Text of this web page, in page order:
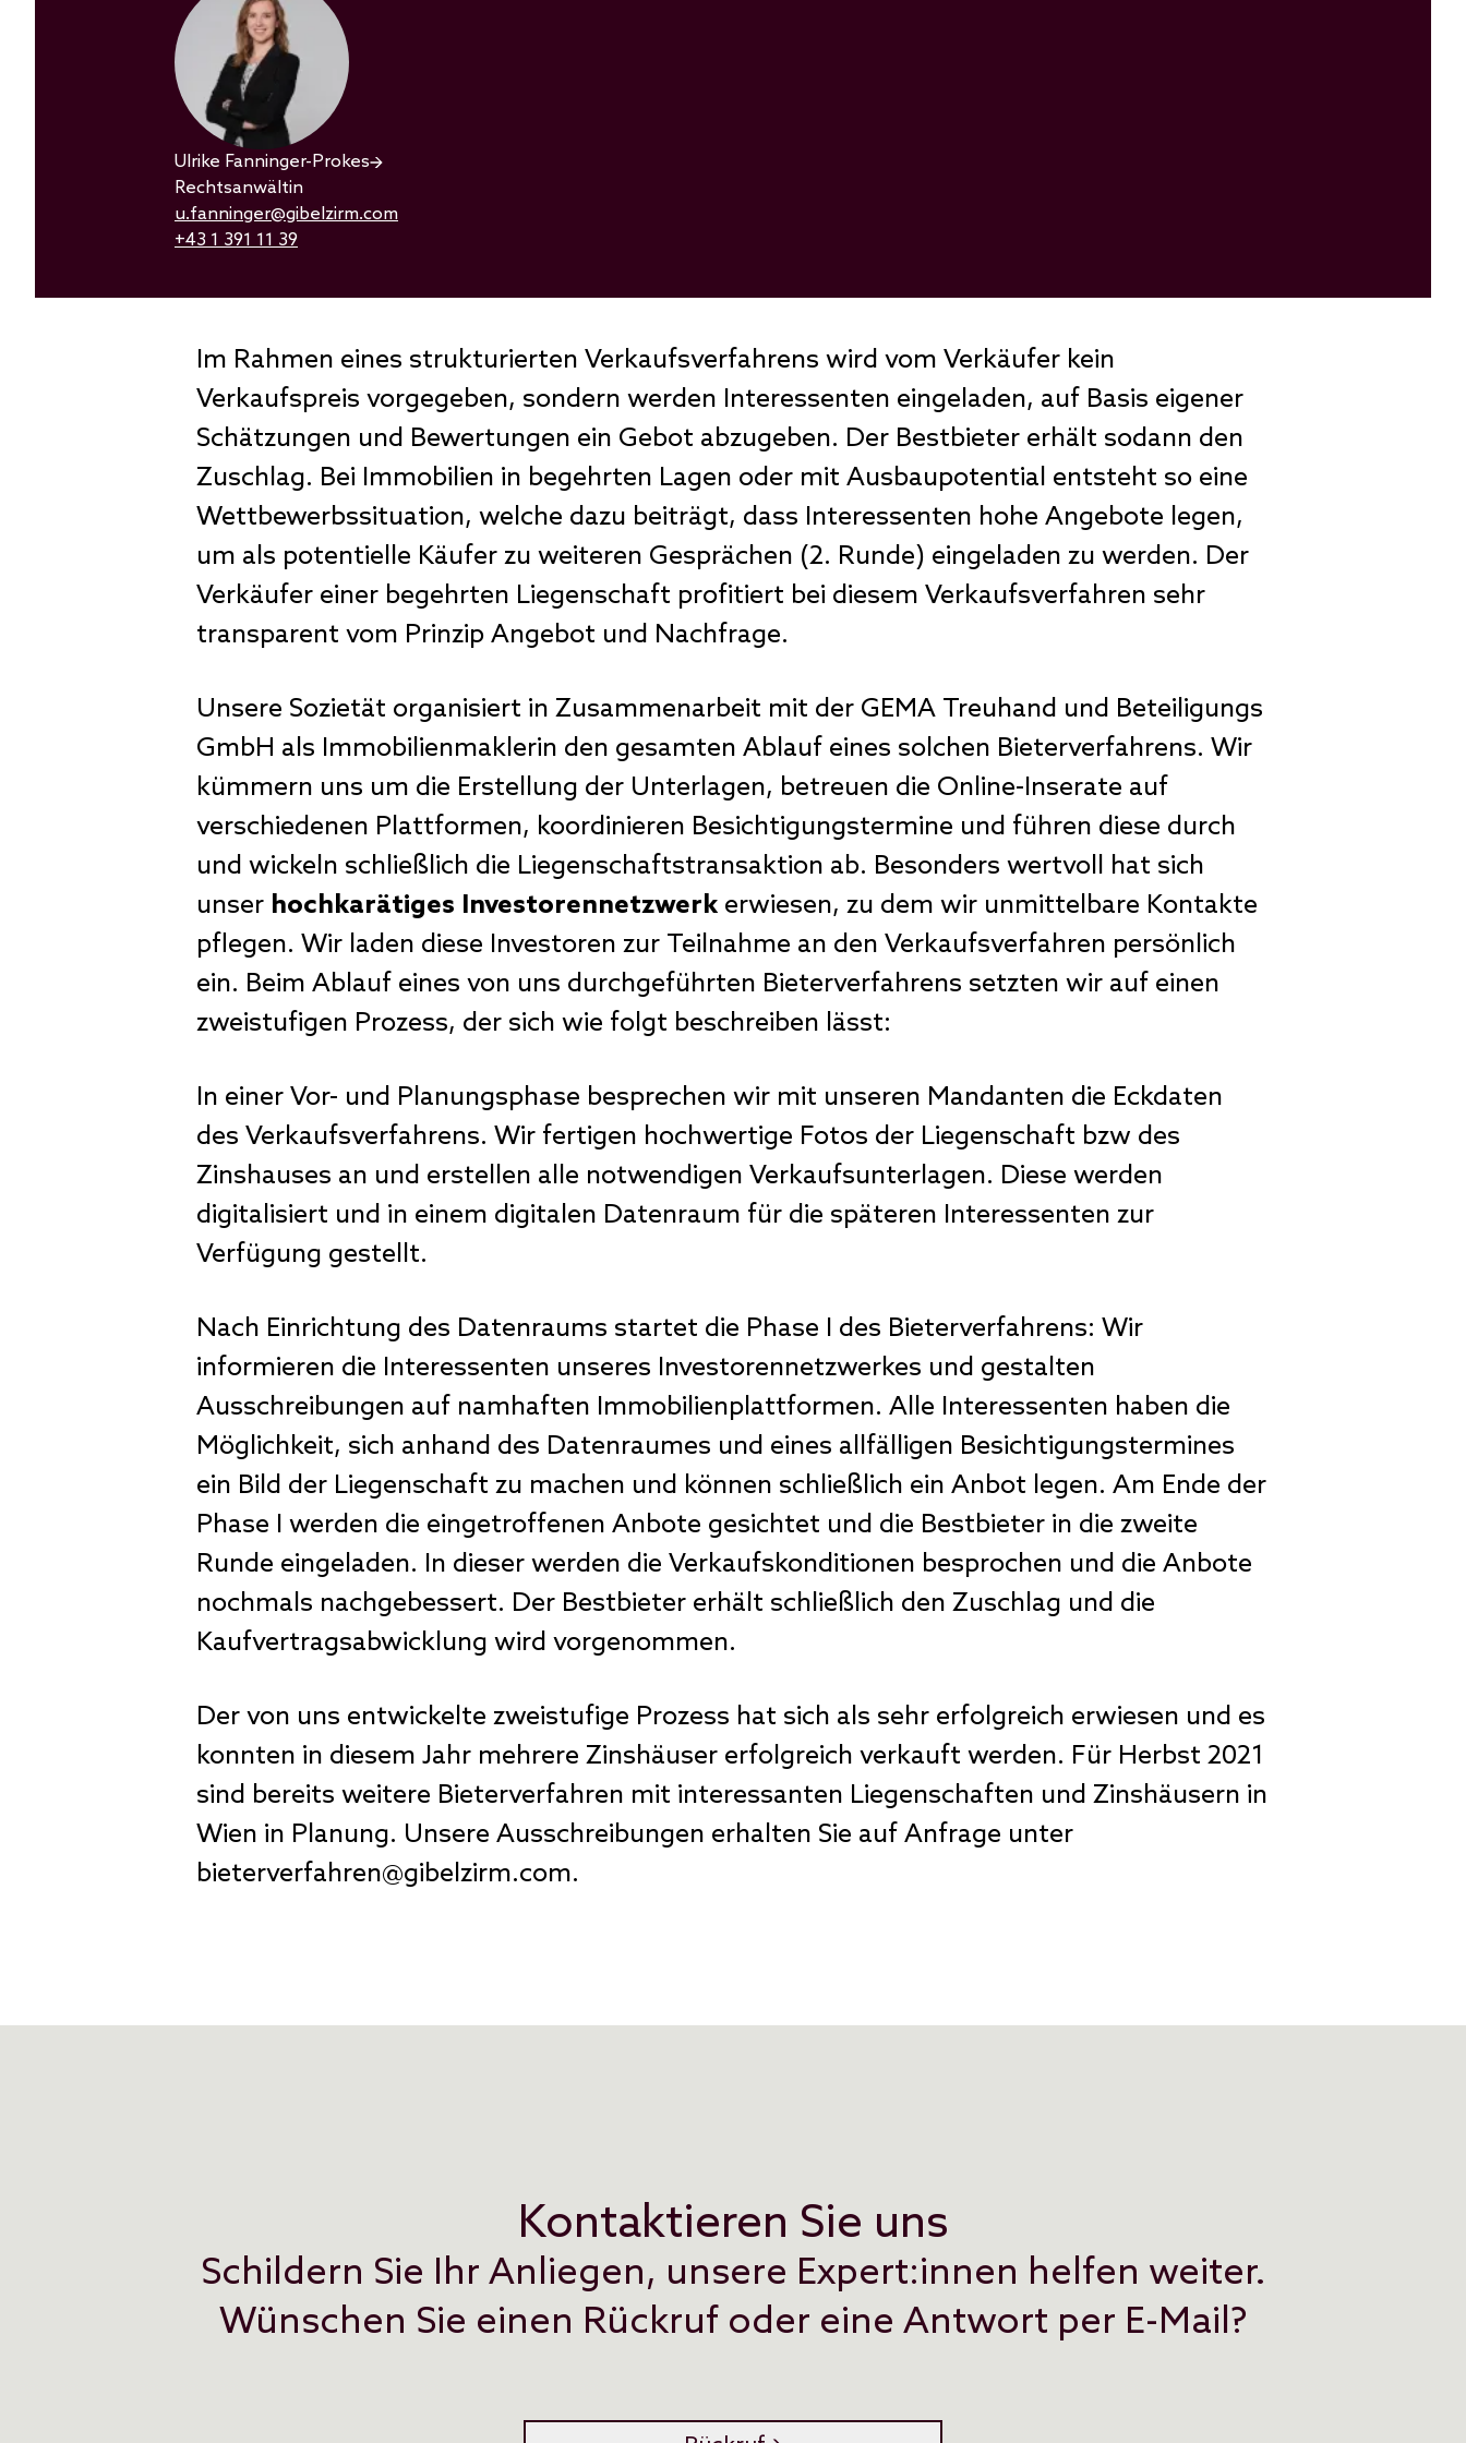
Ulrike Fanninger-Prokes
Rechtsanwältin
u.fanninger@gibelzirm.com
+43 1 391 11 39
Im Rahmen eines strukturierten Verkaufsverfahrens wird vom Verkäufer kein
Verkaufspreis vorgegeben, sondern werden Interessenten eingeladen, auf Basis eigener
Schätzungen und Bewertungen ein Gebot abzugeben. Der Bestbieter erhält sodann den
Zuschlag. Bei Immobilien in begehrten Lagen oder mit Ausbaupotential entsteht so eine
Wettbewerbssituation, welche dazu beiträgt, dass Interessenten hohe Angebote legen,
um als potentielle Käufer zu weiteren Gesprächen (2. Runde) eingeladen zu werden. Der
Verkäufer einer begehrten Liegenschaft profitiert bei diesem Verkaufsverfahren sehr
transparent vom Prinzip Angebot und Nachfrage.
Unsere Sozietät organisiert in Zusammenarbeit mit der GEMA Treuhand und Beteiligungs
GmbH als Immobilienmaklerin den gesamten Ablauf eines solchen Bieterverfahrens. Wir
kümmern uns um die Erstellung der Unterlagen, betreuen die Online-Inserate auf
verschiedenen Plattformen, koordinieren Besichtigungstermine und führen diese durch
und wickeln schließlich die Liegenschaftstransaktion ab. Besonders wertvoll hat sich
unser hochkarätiges Investorennetzwerk erwiesen, zu dem wir unmittelbare Kontakte
pflegen. Wir laden diese Investoren zur Teilnahme an den Verkaufsverfahren persönlich
ein. Beim Ablauf eines von uns durchgeführten Bieterverfahrens setzten wir auf einen
zweistufigen Prozess, der sich wie folgt beschreiben lässt:
In einer Vor- und Planungsphase besprechen wir mit unseren Mandanten die Eckdaten
des Verkaufsverfahrens. Wir fertigen hochwertige Fotos der Liegenschaft bzw des
Zinshauses an und erstellen alle notwendigen Verkaufsunterlagen. Diese werden
digitalisiert und in einem digitalen Datenraum für die späteren Interessenten zur
Verfügung gestellt.
Nach Einrichtung des Datenraums startet die Phase I des Bieterverfahrens: Wir
informieren die Interessenten unseres Investorennetzwerkes und gestalten
Ausschreibungen auf namhaften Immobilienplattformen. Alle Interessenten haben die
Möglichkeit, sich anhand des Datenraumes und eines allfälligen Besichtigungstermines
ein Bild der Liegenschaft zu machen und können schließlich ein Anbot legen. Am Ende der
Phase I werden die eingetroffenen Anbote gesichtet und die Bestbieter in die zweite
Runde eingeladen. In dieser werden die Verkaufskonditionen besprochen und die Anbote
nochmals nachgebessert. Der Bestbieter erhält schließlich den Zuschlag und die
Kaufvertragsabwicklung wird vorgenommen.
Der von uns entwickelte zweistufige Prozess hat sich als sehr erfolgreich erwiesen und es
konnten in diesem Jahr mehrere Zinshäuser erfolgreich verkauft werden. Für Herbst 2021
sind bereits weitere Bieterverfahren mit interessanten Liegenschaften und Zinshäusern in
Wien in Planung. Unsere Ausschreibungen erhalten Sie auf Anfrage unter
bieterverfahren@gibelzirm.com.
Kontaktieren Sie uns
Schildern Sie Ihr Anliegen, unsere Expert:innen helfen weiter.
Wünschen Sie einen Rückruf oder eine Antwort per E-Mail?